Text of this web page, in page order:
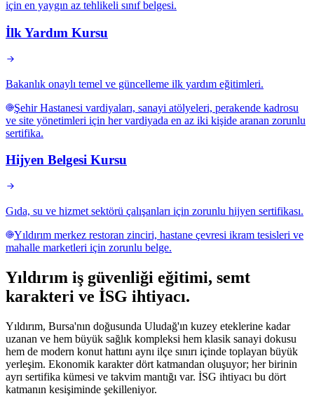
için en yaygın az tehlikeli sınıf belgesi.
İlk Yardım Kursu
Bakanlık onaylı temel ve güncelleme ilk yardım eğitimleri.
Şehir Hastanesi vardiyaları, sanayi atölyeleri, perakende kadrosu
ve site yönetimleri için her vardiyada en az iki kişide aranan zorunlu
sertifika.
Hijyen Belgesi Kursu
Gıda, su ve hizmet sektörü çalışanları için zorunlu hijyen sertifikası.
Yıldırım merkez restoran zinciri, hastane çevresi ikram tesisleri ve
mahalle marketleri için zorunlu belge.
Yıldırım iş güvenliği eğitimi, semt
karakteri ve İSG ihtiyacı.
Yıldırım, Bursa'nın doğusunda Uludağ'ın kuzey eteklerine kadar
uzanan ve hem büyük sağlık kompleksi hem klasik sanayi dokusu
hem de modern konut hattını aynı ilçe sınırı içinde toplayan büyük
yerleşim. Ekonomik karakter dört katmandan oluşuyor; her birinin
ayrı sertifika kümesi ve takvim mantığı var. İSG ihtiyacı bu dört
katmanın kesişiminde şekilleniyor.